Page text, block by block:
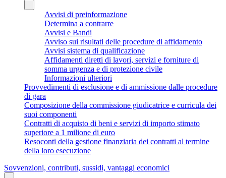
Avvisi di preinformazione
Determina a contrarre
Avvisi e Bandi
Avviso sui risultati delle procedure di affidamento
Avvisi sistema di qualificazione
Affidamenti diretti di lavori, servizi e forniture di
somma urgenza e di protezione civile
Informazioni ulteriori
Provvedimenti di esclusione e di ammissione dalle procedure
di gara
Composizione della commissione giudicatrice e curricula dei
suoi componenti
Contratti di acquisto di beni e servizi di importo stimato
superiore a 1 milione di euro
Resoconti della gestione finanziaria dei contratti al termine
della loro esecuzione
Sovvenzioni, contributi, sussidi, vantaggi economici